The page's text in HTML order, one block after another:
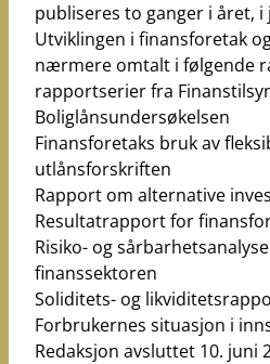
publiseres to ganger i året,
Utviklingen i finansforetak
nærmere omtalt i følgende
rapportserier fra
Boliglånsundersøkelsen
Finansforetaks bruk av
utlånsforskriften
Rapport om alternative
Resultatrapport for
Risiko- og
finanssektoren
Soliditets- og
Forbrukernes situasjon i
Redaksjon avsluttet 10. juni